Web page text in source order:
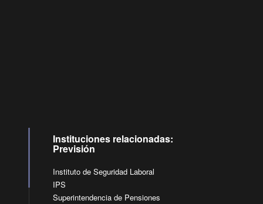
Instituciones relacionadas:
Previsión
Instituto de Seguridad Laboral
IPS
Superintendencia de Pensiones